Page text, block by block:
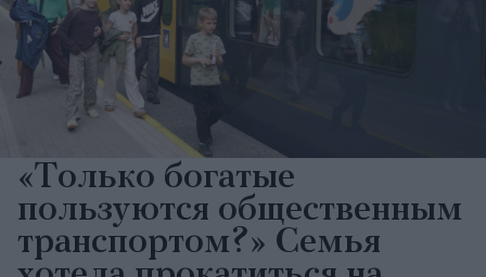
«Только богатые
пользуются общественным
транспортом?» Семья